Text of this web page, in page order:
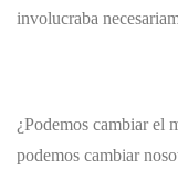
involucraba
¿Podemos cambiar el
podemos cambiar